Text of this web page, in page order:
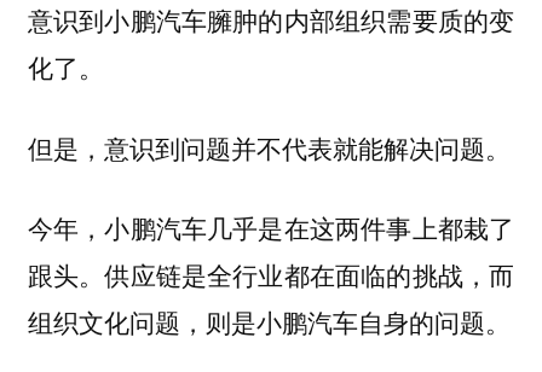
意识到小鹏汽车臃肿的内部组织需要质的变
化了。
但是，意识到问题并不代表就能解决问题。
今年，小鹏汽车几乎是在这两件事上都栽了
跟头。供应链是全行业都在面临的挑战，而
组织文化问题，则是小鹏汽车自身的问题。